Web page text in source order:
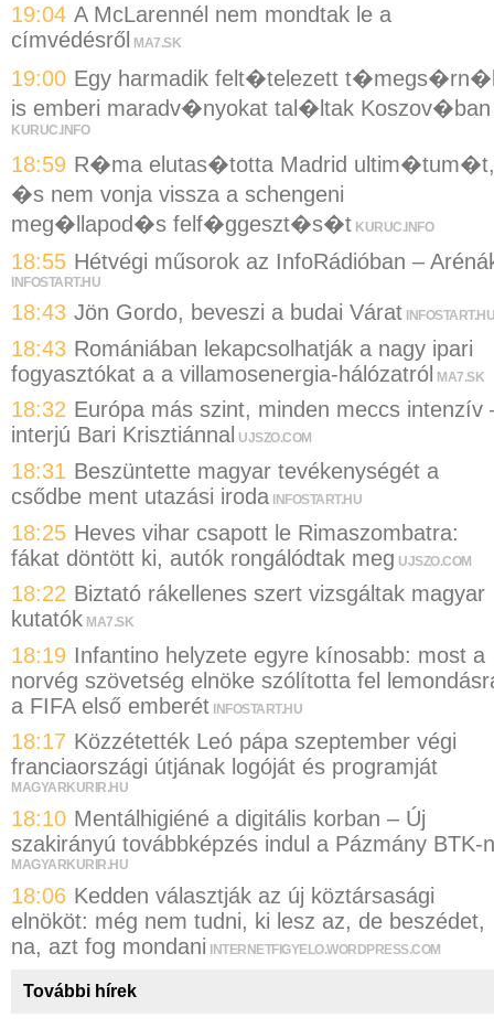
19:04 A McLarennél nem mondtak le a
címvédésről MA7.SK
19:00 Egy harmadik felt�telezett
is emberi maradv�nyokat tal�ltak Koszov�ban
KURUC.INFO
18:59 R�ma elutas�totta Madrid ultim�tum�t,
�s nem vonja vissza a schengeni
meg�llapod�s felf�ggeszt�s�t KURUC.INFO
18:55 Hétvégi műsorok az InfoRádióban –
INFOSTART.HU
18:43 Jön Gordo, beveszi a budai Várat INFOSTART.HU
18:43 Romániában lekapcsolhatják a nagy ipari
fogyasztókat a a villamosenergia-hálózatról MA7.SK
18:32 Európa más szint, minden meccs intenzív
interjú Bari Krisztiánnal UJSZO.COM
18:31 Beszüntette magyar tevékenységét a
csődbe ment utazási iroda INFOSTART.HU
18:25 Heves vihar csapott le Rimaszombatra:
fákat döntött ki, autók rongálódtak meg UJSZO.COM
18:22 Biztató rákellenes szert vizsgáltak magyar
kutatók MA7.SK
18:19 Infantino helyzete egyre kínosabb: most a
norvég szövetség elnöke szólította fel
a FIFA első emberét INFOSTART.HU
18:17 Közzétették Leó pápa szeptember végi
franciaországi útjának logóját és programját
MAGYARKURIR.HU
18:10 Mentálhigiéné a digitális korban – Új
szakirányú továbbképzés indul a Pázmány BTK-n
MAGYARKURIR.HU
18:06 Kedden választják az új köztársasági
elnököt: még nem tudni, ki lesz az, de beszédet,
na, azt fog mondani INTERNETFIGYELO.WORDPRESS.COM
További hírek